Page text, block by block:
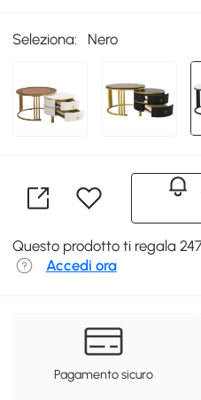
Seleziona: Nero
Questo prodotto ti regala
Accedi ora
Pagamento sicuro